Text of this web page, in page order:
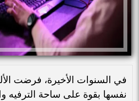
في السنوات الأخيرة، فرضت
نفسها بقوة على ساحة الترفيه